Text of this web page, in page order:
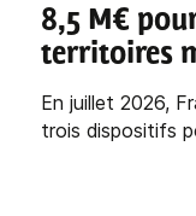
8,5 M€
territoires
En juillet 2026,
trois dispositifs